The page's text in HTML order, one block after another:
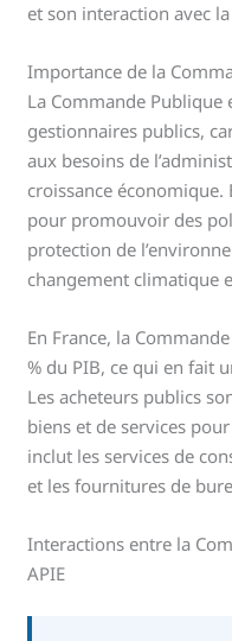
et son interaction avec
Importance de la
La Commande
gestionnaires publics,
aux besoins de
croissance
pour promouvoir des
protection de
changement climatique
En France, la
% du PIB, ce qui en fait
Les acheteurs publics
biens et de services
inclut les services de
et les fournitures de
Interactions entre la
APIE